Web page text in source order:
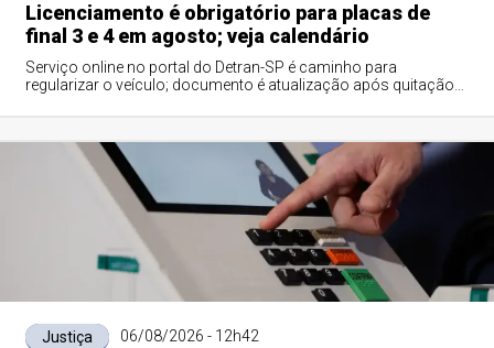
Licenciamento é obrigatório para placas de
final 3 e 4 em agosto; veja calendário
Serviço online no portal do Detran-SP é caminho para
regularizar o veículo; documento é atualização após quitação
Justiça 06/08/2026 - 12h42